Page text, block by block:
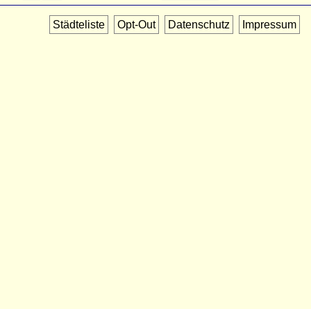
Städteliste Opt-Out Datenschutz Impressum